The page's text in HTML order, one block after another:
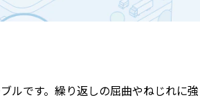
ルです。繰り返しの屈曲やねじれに強